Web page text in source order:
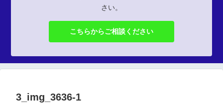
さい。
こちらからご相談ください
3_img_3636-1